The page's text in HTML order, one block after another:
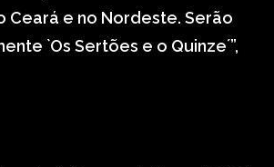
Ceará e no Nordeste. Serão
`Os Sertões e o Quinze´”,